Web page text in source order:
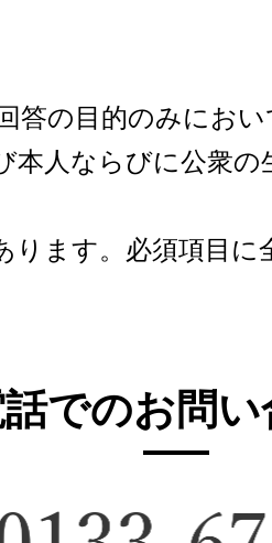
の目的のみにおい
人ならびに公衆
ます。必須項目
でのお問